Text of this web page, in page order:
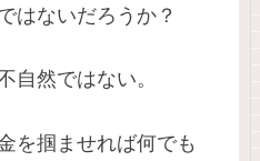
はないだろうか？
自然ではない。
を掴ませれば何でも